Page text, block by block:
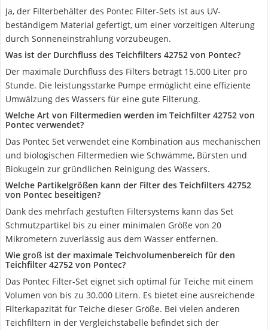
Ja, der Filterbehälter des Pontec Filter-Sets ist aus UV-
beständigem Material gefertigt, um einer vorzeitigen Alterung
durch Sonneneinstrahlung vorzubeugen.
Was ist der Durchfluss des Teichfilters 42752 von Pontec?
Der maximale Durchfluss des Filters beträgt 15.000 Liter pro
Stunde. Die leistungsstarke Pumpe ermöglicht eine effiziente
Umwälzung des Wassers für eine gute Filterung.
Welche Art von Filtermedien werden im Teichfilter 42752 von
Pontec verwendet?
Das Pontec Set verwendet eine Kombination aus mechanischen
und biologischen Filtermedien wie Schwämme, Bürsten und
Biokugeln zur gründlichen Reinigung des Wassers.
Welche Partikelgrößen kann der Filter des Teichfilters 42752
von Pontec beseitigen?
Dank des mehrfach gestuften Filtersystems kann das Set
Schmutzpartikel bis zu einer minimalen Größe von 20
Mikrometern zuverlässig aus dem Wasser entfernen.
Wie groß ist der maximale Teichvolumenbereich für den
Teichfilter 42752 von Pontec?
Das Pontec Filter-Set eignet sich optimal für Teiche mit einem
Volumen von bis zu 30.000 Litern. Es bietet eine ausreichende
Filterkapazität für Teiche dieser Größe. Bei vielen anderen
Teichfiltern in der Vergleichstabelle befindet sich der